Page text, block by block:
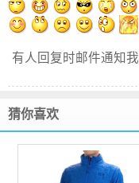
有人回复时邮件通知我
猜你喜欢